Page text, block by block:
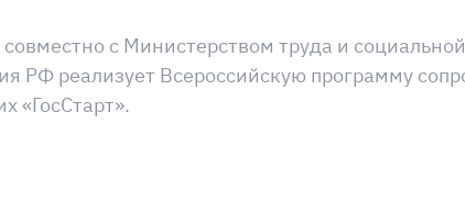
с Министерством труда и
РФ реализует Всероссийскую программу
«ГосСтарт».